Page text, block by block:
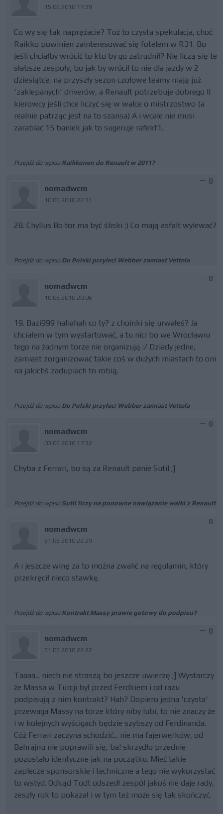
15.06.2010 17:39
Co wy się tak naprężacie? Toż to czysta spekulacja, choć
Raikko powinien zainteresować się fotelem w R31. Bo
jeśli chciałby wrócić to kto by go zatrudnił? Nie liczą się te
słabsze zespoły, bo jak by wrócił to nie dla jazdy w 2
dziesiątce, na przyszły sezon czołowe teamy mają już
'zaklepanych' driverów, a Renault potrzebuje dobrego II
kierowcy jeśli chce liczyć się w walce o mistrzostwo (a
realnie patrząc jest na to szansa) A i wcale nie musi
zarabiać 15 baniek jak to sugeruje rafekf1.
Przejdź do wpisu Raikkonen do Renault w 2011?
nomadwcm
10.06.2010 22:31
0
28. Chyllus Bo tor ma być śliski :) Co mają asfalt wylewać?
Przejdź do wpisu Do Polski przyleci Webber zamiast Vettela
nomadwcm
10.06.2010 20:06
0
19. Bazi999 hahahah co ty? z choinki się urwałeś? Ja
chciałem w tym wystartować, a tu nici bo we Wrocławiu
tego na żadnym torze nie organizują :/ Dziady jedne,
zamiast zorganizować takie coś w dużych miastach to oni
na jakichś zadupiach to robią.
Przejdź do wpisu Do Polski przyleci Webber zamiast Vettela
nomadwcm
03.06.2010 17:32
0
Chyba z Ferrari, bo są za Renault panie Sutil ;]
Przejdź do wpisu Sutil liczy na ponowne nawiązanie walki z Renault
nomadwcm
31.05.2010 22:29
0
A i jeszcze winę za to można zwalić na regulamin, który
przekręcił nieco stawkę.
Przejdź do wpisu Kontrakt Massy prawie gotowy do podpisu?
nomadwcm
31.05.2010 22:22
0
Taaaa... niech nie straszą bo jeszcze uwierzę ;] Wystarczy
że Massa w Turcji był przed Ferdkiem i od razu
podpisują z nim kontrakt? Hah? Dopiero jedna 'czysta'
przewaga Massy na torze który niby lubi, to nie znaczy że
i w kolejnych wyścigach będzie szybszy od Ferdinanda.
Cóż Ferrari zaczyna schodzić... nie ma fajerwerków, od
Bahrajnu nie poprawili się, ba! skrzydło przednie
pozostało identyczne jak na początku. Mieć takie
zaplecze sponsorskie i techniczne a tego nie wykorzystać
to wstyd. Odkąd Todt odszedł zespół jakoś nie daje rady,
zeszły rok to pokazał i w tym też może się tak skończyć.